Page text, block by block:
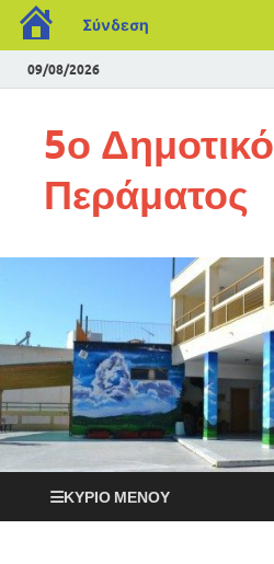
Σύνδεση
09/08/2026
5ο
Περάματος
ΚΎΡΙΟ ΜΕΝΟΎ